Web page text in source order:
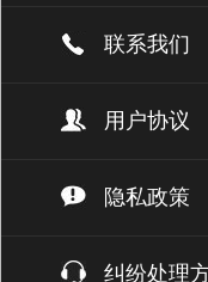
联系我们
用户协议
隐私政策
纠纷处理